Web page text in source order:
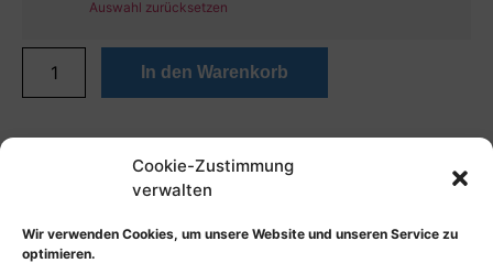
Cookie-Zustimmung
verwalten
Wir verwenden Cookies, um unsere Website und unseren Service zu
optimieren.
Auswahl zurücksetzen
In den Warenkorb